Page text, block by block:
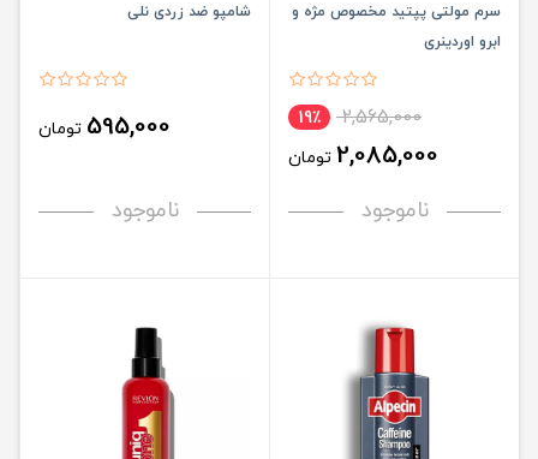
سرم مولتی پپتید مخصوص مژه و
ابرو اوردینری
2,565,000 19٪
2,085,000 تومان
ناموجود
شامپو ضد زردی نلی
595,000 تومان
ناموجود